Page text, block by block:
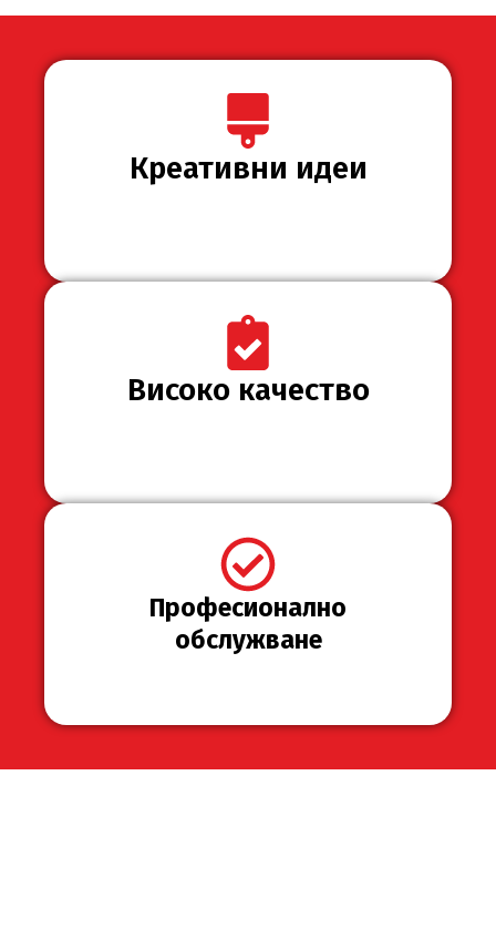
Креативни идеи
Високо качество
Професионално
обслужване